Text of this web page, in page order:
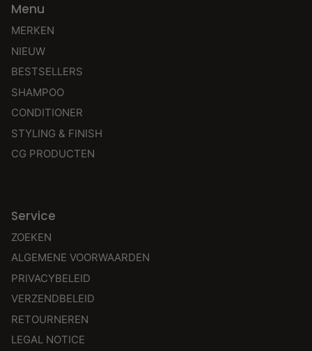
Menu
MERKEN
NIEUW
BESTSELLERS
SHAMPOO
CONDITIONER
STYLING & FINISH
CG PRODUCTEN
Service
ZOEKEN
ALGEMENE VOORWAARDEN
PRIVACYBELEID
VERZENDBELEID
RETOURNEREN
LEGAL NOTICE